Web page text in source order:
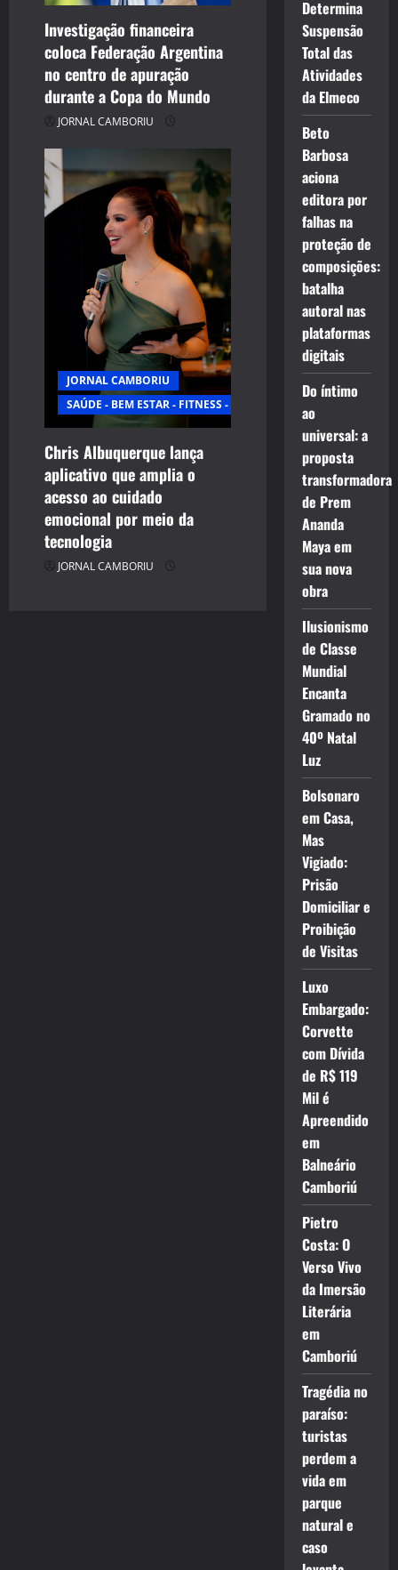
Investigação financeira
coloca Federação Argentina
no centro de apuração
durante a Copa do Mundo
JORNAL CAMBORIU
JORNAL CAMBORIU
SAÚDE - BEM ESTAR - FITNESS - ESPORTE
Chris Albuquerque lança
aplicativo que amplia o
acesso ao cuidado
emocional por meio da
tecnologia
JORNAL CAMBORIU
Determina
Suspensão
Total das
Atividades
da Elmeco
Beto
Barbosa
aciona
editora por
falhas na
proteção de
composições:
batalha
autoral nas
plataformas
digitais
Do íntimo
ao
universal: a
proposta
transformadora
de Prem
Ananda
Maya em
sua nova
obra
Ilusionismo
de Classe
Mundial
Encanta
Gramado no
40º Natal
Luz
Bolsonaro
em Casa,
Mas
Vigiado:
Prisão
Domiciliar e
Proibição
de Visitas
Luxo
Embargado:
Corvette
com Dívida
de R$ 119
Mil é
Apreendido
em
Balneário
Camboriú
Pietro
Costa: O
Verso Vivo
da Imersão
Literária
em
Camboriú
Tragédia no
paraíso:
turistas
perdem a
vida em
parque
natural e
caso